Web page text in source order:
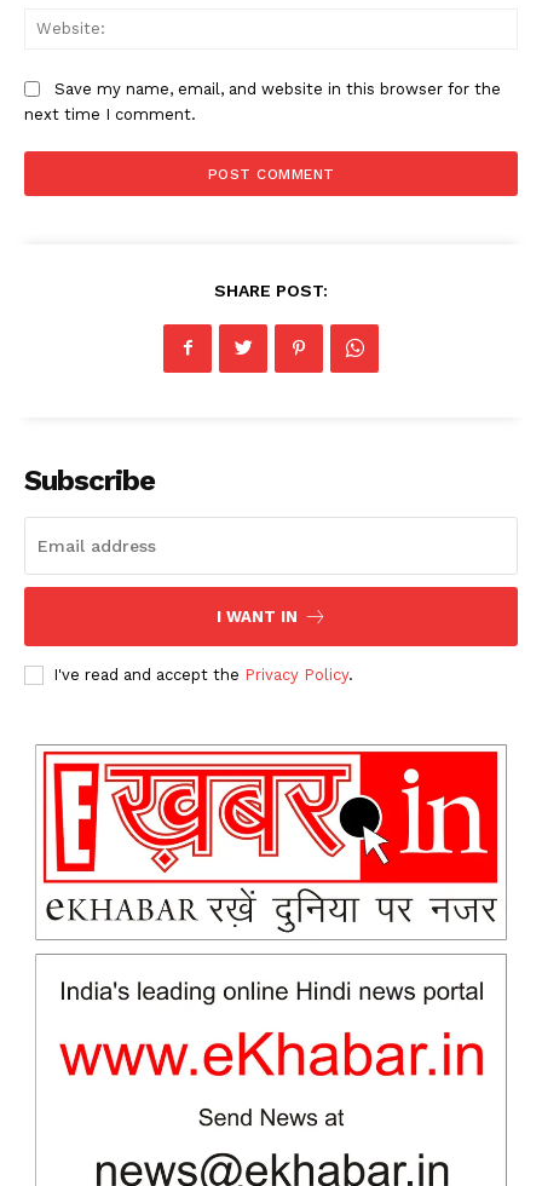
News Week
Magazine PRO
Save my name, email, and website in this browser for the
next time I comment.
SHARE POST:
Subscribe
I WANT IN
I've read and accept the Privacy Policy.